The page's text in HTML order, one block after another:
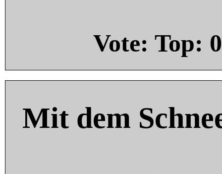
Vote: Top: 0
Mit dem